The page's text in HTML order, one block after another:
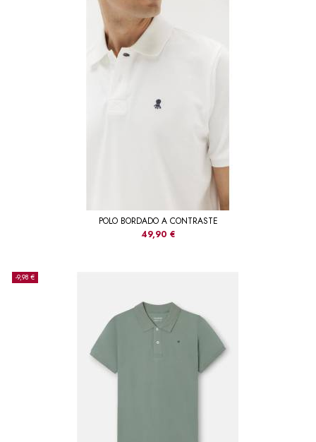
POLO BORDADO A CONTRASTE
49,90 €
-9,98 €